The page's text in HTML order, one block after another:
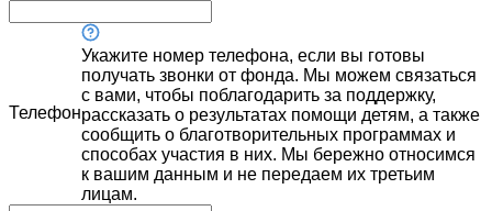
Телефон
Укажите номер телефона, если вы готовы
получать звонки от фонда. Мы можем связаться
с вами, чтобы поблагодарить за поддержку,
рассказать о результатах помощи детям, а также
сообщить о благотворительных программах и
способах участия в них. Мы бережно относимся
к вашим данным и не передаем их третьим
лицам.